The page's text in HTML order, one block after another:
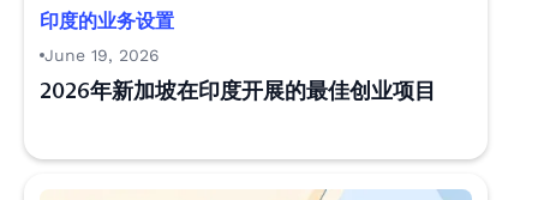
印度的业务设置
June 19, 2026
2026年新加坡在印度开展的最佳创业项目